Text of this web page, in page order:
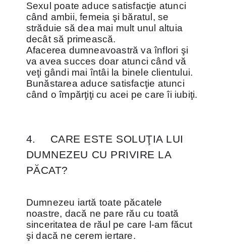
Sexul poate aduce satisfacţie atunci
când ambii, femeia şi băratul, se
străduie să dea mai mult unul altuia
decât să primească.
Afacerea dumneavoastră va înflori şi
va avea succes doar atunci când vă
veţi gândi mai întâi la binele clientului.
Bunăstarea aduce satisfacţie atunci
când o împărţiţi cu acei pe care îi iubiţi.
4.
CARE ESTE SOLUŢIA LUI
DUMNEZEU CU PRIVIRE LA
PĂCAT?
Dumnezeu iartă toate păcatele
noastre, dacă ne pare rău cu toată
sinceritatea de răul pe care l-am făcut
şi dacă ne cerem iertare.